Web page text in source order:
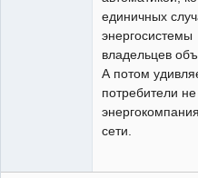
единичных
энергосистемы
владельцев
А потом
потребители
сети.